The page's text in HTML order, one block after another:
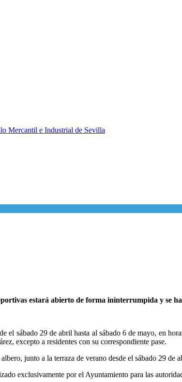
Mercantil e Industrial de Sevilla
estará abierto de forma ininterrumpida y se
el sábado 29 de abril hasta al sábado 6 de mayo, en
excepto a residentes con su correspondiente pase.
junto a la terraza de verano desde el sábado 29 de
exclusivamente por el Ayuntamiento para las